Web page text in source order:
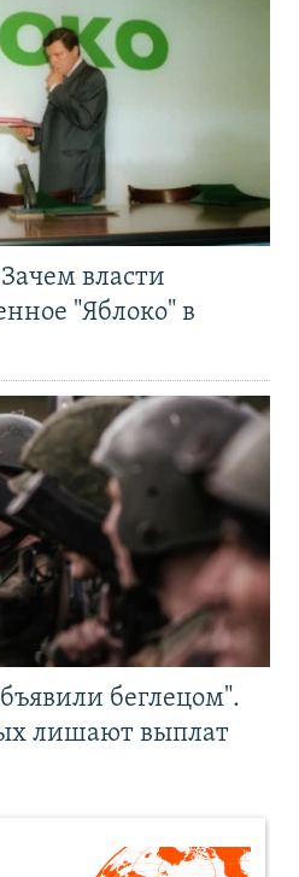
власти
"Яблоко" в
беглецом".
лишают выплат